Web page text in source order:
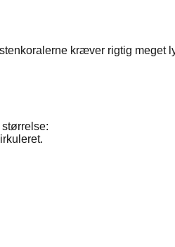
kræver rigtig meget